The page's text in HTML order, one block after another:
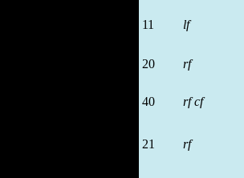
11 lf
20 rf
40 rf cf
21 rf